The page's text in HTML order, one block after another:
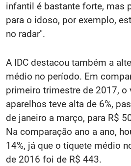
infantil é bastante forte, mas
para o idoso, por exemplo,
no radar".
A IDC destacou também a
médio no período. Em
primeiro trimestre de 2017, o
aparelhos teve alta de 6%,
de janeiro a março, para R$
Na comparação ano a ano,
14%, já que o tíquete médio
de 2016 foi de R$ 443.